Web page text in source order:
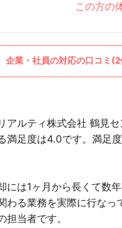
この方の
企業・社員の対応の口コミ
アルティ株式会社 鶴見
満足度は4.0です。満足
には1ヶ月から長くて数
わる業務を実際に行なっ
担当者です。